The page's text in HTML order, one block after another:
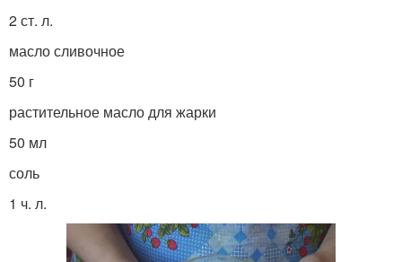
2 ст. л.
масло сливочное
50 г
растительное масло для жарки
50 мл
соль
1 ч. л.